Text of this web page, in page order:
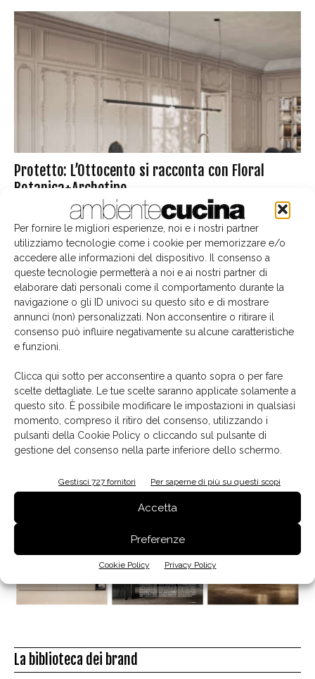
Per fornire le migliori esperienze, noi e i nostri partner
utilizziamo tecnologie come i cookie per memorizzare e/o
accedere alle informazioni del dispositivo. Il consenso a
queste tecnologie permetterà a noi e ai nostri partner di
elaborare dati personali come il comportamento durante la
navigazione o gli ID univoci su questo sito e di mostrare
annunci (non) personalizzati. Non acconsentire o ritirare il
consenso può influire negativamente su alcune caratteristiche
e funzioni.
Clicca qui sotto per acconsentire a quanto sopra o per fare
scelte dettagliate. Le tue scelte saranno applicate solamente a
questo sito. È possibile modificare le impostazioni in qualsiasi
momento, compreso il ritiro del consenso, utilizzando i
pulsanti della Cookie Policy o cliccando sul pulsante di
gestione del consenso nella parte inferiore dello schermo.
Gestisci 727 fornitori Per saperne di più su questi scopi
Accetta
Preferenze
Cookie Policy Privacy Policy
Protetto: L’Ottocento si racconta con Floral
Botanica+Archetipo
ALPI riveste la cucina L’Ottocento
23 Novembre 2020
Edicola
La biblioteca dei brand